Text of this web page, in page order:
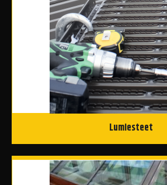
Lumiesteet